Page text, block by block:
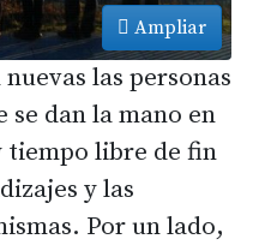
Ampliar
las personas
se dan la mano en
tiempo libre de fin
y las
Por un lado,